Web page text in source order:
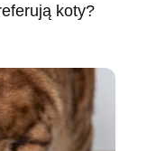
koty?